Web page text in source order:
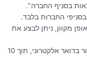
בסניף החברה".
החברות בלבד.
מקוון, ניתן לבצע את
אם תימצאו זכאים, יישלח אליכם האישור בדואר אלקטרוני, תוך 10